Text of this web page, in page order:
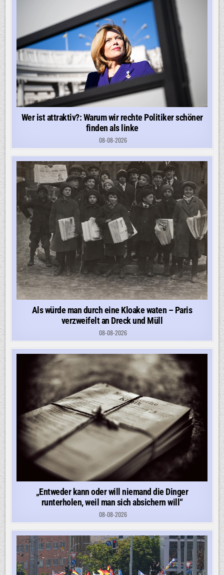
Wer ist attraktiv?: Warum wir rechte Politiker schöner
finden als linke
08-08-2026
Als würde man durch eine Kloake waten – Paris
verzweifelt an Dreck und Müll
08-08-2026
„Entweder kann oder will niemand die Dinger
runterholen, weil man sich absichern will“
08-08-2026